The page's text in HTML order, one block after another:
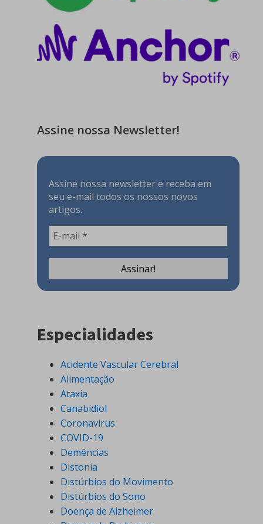
Assine nossa Newsletter!
Assine nossa newsletter e receba em
seu e-mail todos os nossos novos
artigos.
Especialidades
Acidente Vascular Cerebral
Alimentação
Ataxia
Canabidiol
Coronavirus
COVID-19
Demências
Distonia
Distúrbios do Movimento
Distúrbios do Sono
Doença de Alzheimer